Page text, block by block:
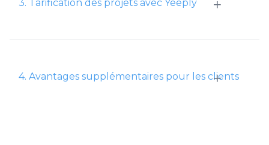
3. Tarification des projets avec Yeeply
+
4. Avantages supplémentaires pour les clients